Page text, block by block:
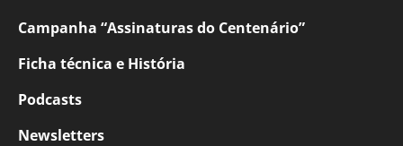
Campanha “Assinaturas do Centenário”
Ficha técnica e História
Podcasts
Newsletters